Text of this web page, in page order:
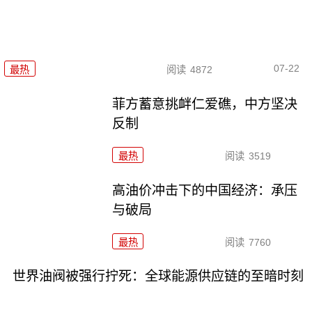
最热 阅读 4872 07-22
菲方蓄意挑衅仁爱礁，中方坚决
反制
最热 阅读 3519
高油价冲击下的中国经济：承压
与破局
最热 阅读 7760
世界油阀被强行拧死：全球能源供应链的至暗时刻